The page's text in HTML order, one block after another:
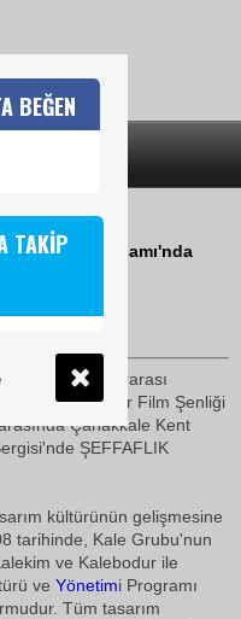
SERGİSİ
Şenliği Kapsamı'nda
/ 14:54
Merkezi Uluslararası
Şeffaf Beygir Film Şenliği
Çanakkale Kent
ŞEFFAFLIK
kültürünün gelişmesine
tarihinde, Kale Grubu'nun
ve Kalebodur ile
ve Yönetimi Programı
Tüm tasarım
BEĞEN
TAKİP